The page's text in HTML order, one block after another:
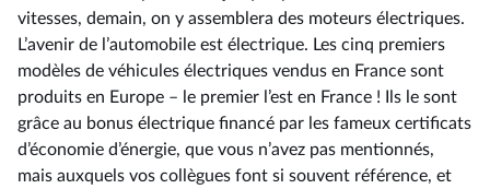
vitesses, demain, on y assemblera des moteurs électriques.
L’avenir de l’automobile est électrique. Les cinq premiers
modèles de véhicules électriques vendus en France sont
produits en Europe –⁠ le premier l’est en France ! Ils le sont
grâce au bonus électrique financé par les fameux certificats
d’économie d’énergie, que vous n’avez pas mentionnés,
mais auxquels vos collègues font si souvent référence, et